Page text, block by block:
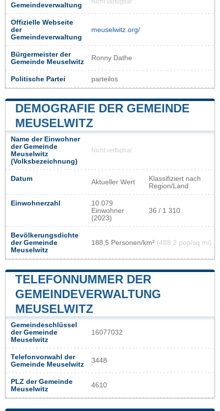
Gemeindeverwaltung
Nicht verfügbar
Offizielle Webseite
der
Gemeindeverwaltung
meuselwitz.org/
Bürgermeister der
Gemeinde Meuselwitz
Ronny Dathe
Politische Partei parteilos
DEMOGRAFIE DER GEMEINDE
MEUSELWITZ
Name der Einwohner
der Gemeinde
Meuselwitz
(Volksbezeichnung)
Nicht verfügbar
Datum Aktueller Wert
Klassifiziert nach
Region/Land
Einwohnerzahl
10 079
Einwohner
(2023)
36 / 1 310
Bevölkerungsdichte
der Gemeinde
Meuselwitz
188,5 Personen/km² (488,2 pop/sq mi)
TELEFONNUMMER DER
GEMEINDEVERWALTUNG
MEUSELWITZ
Gemeindeschlüssel
der Gemeinde
Meuselwitz
16077032
Telefonvorwahl der
Gemeinde Meuselwitz
3448
PLZ der Gemeinde
Meuselwitz
4610